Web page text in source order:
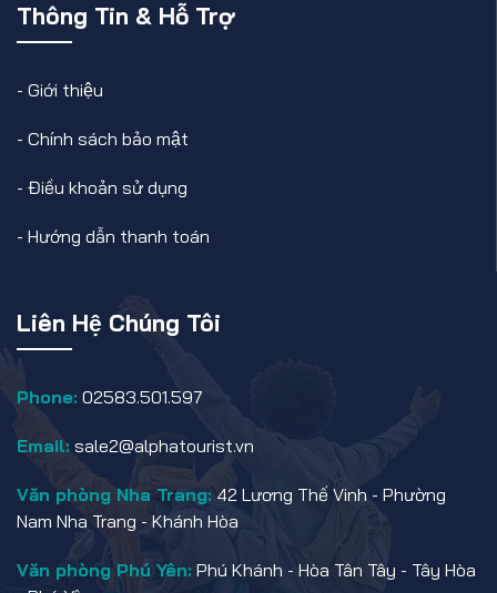
Thông Tin & Hỗ Trợ
- Giới thiệu
- Chính sách bảo mật
- Điều khoản sử dụng
- Hướng dẫn thanh toán
Liên Hệ Chúng Tôi
Phone: 02583.501.597
Email: sale2@alphatourist.vn
Văn phòng Nha Trang:42 Lương Thế Vinh - Phường
Nam Nha Trang - Khánh Hòa
Văn phòng Phú Yên: Phú Khánh - Hòa Tân Tây - Tây Hòa